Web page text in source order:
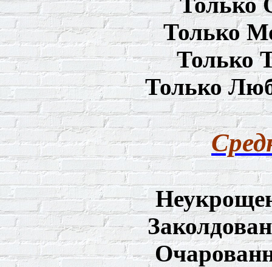
Только
Только
Только